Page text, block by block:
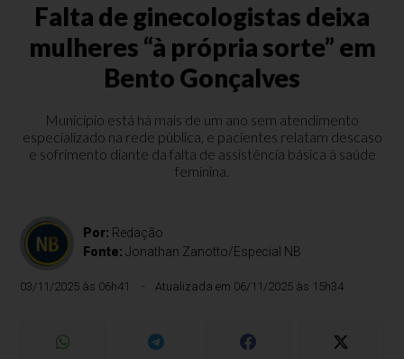
Falta de ginecologistas deixa
mulheres “à própria sorte” em
Bento Gonçalves
Município está há mais de um ano sem atendimento
especializado na rede pública, e pacientes relatam descaso
e sofrimento diante da falta de assistência básica à saúde
feminina.
Por: Redação
Fonte:Jonathan Zanotto/Especial NB
03/11/2025 às 06h41 Atualizada em 06/11/2025 às 15h34